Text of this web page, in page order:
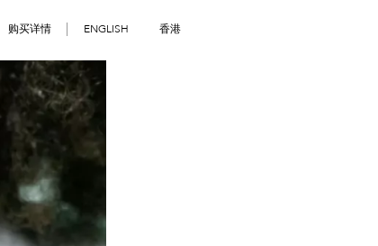
购买详情 ENGLISH 香港